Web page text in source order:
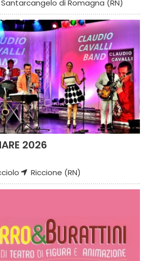
Santarcangelo di Romagna (RN)
2026
Riccione (RN)